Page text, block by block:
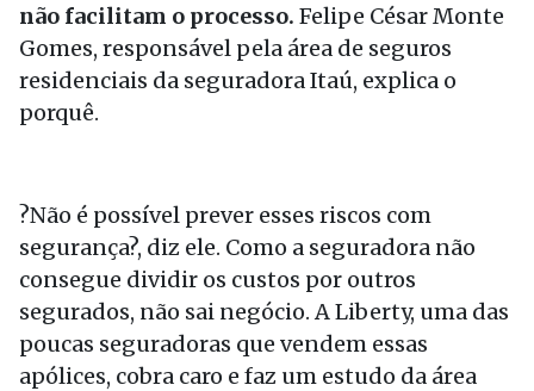
não facilitam o processo. Felipe César Monte
Gomes, responsável pela área de seguros
residenciais da seguradora Itaú, explica o
porquê.
?Não é possível prever esses riscos com
segurança?, diz ele. Como a seguradora não
consegue dividir os custos por outros
segurados, não sai negócio. A Liberty, uma das
poucas seguradoras que vendem essas
apólices, cobra caro e faz um estudo da área